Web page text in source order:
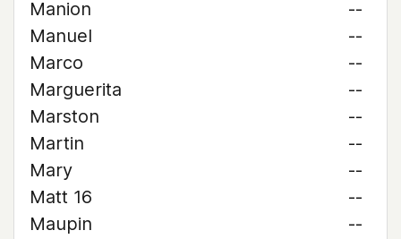
Manion
--
Manuel
--
Marco
--
Marguerita
--
Marston
--
Martin
--
Mary
--
Matt 16
--
Maupin
--